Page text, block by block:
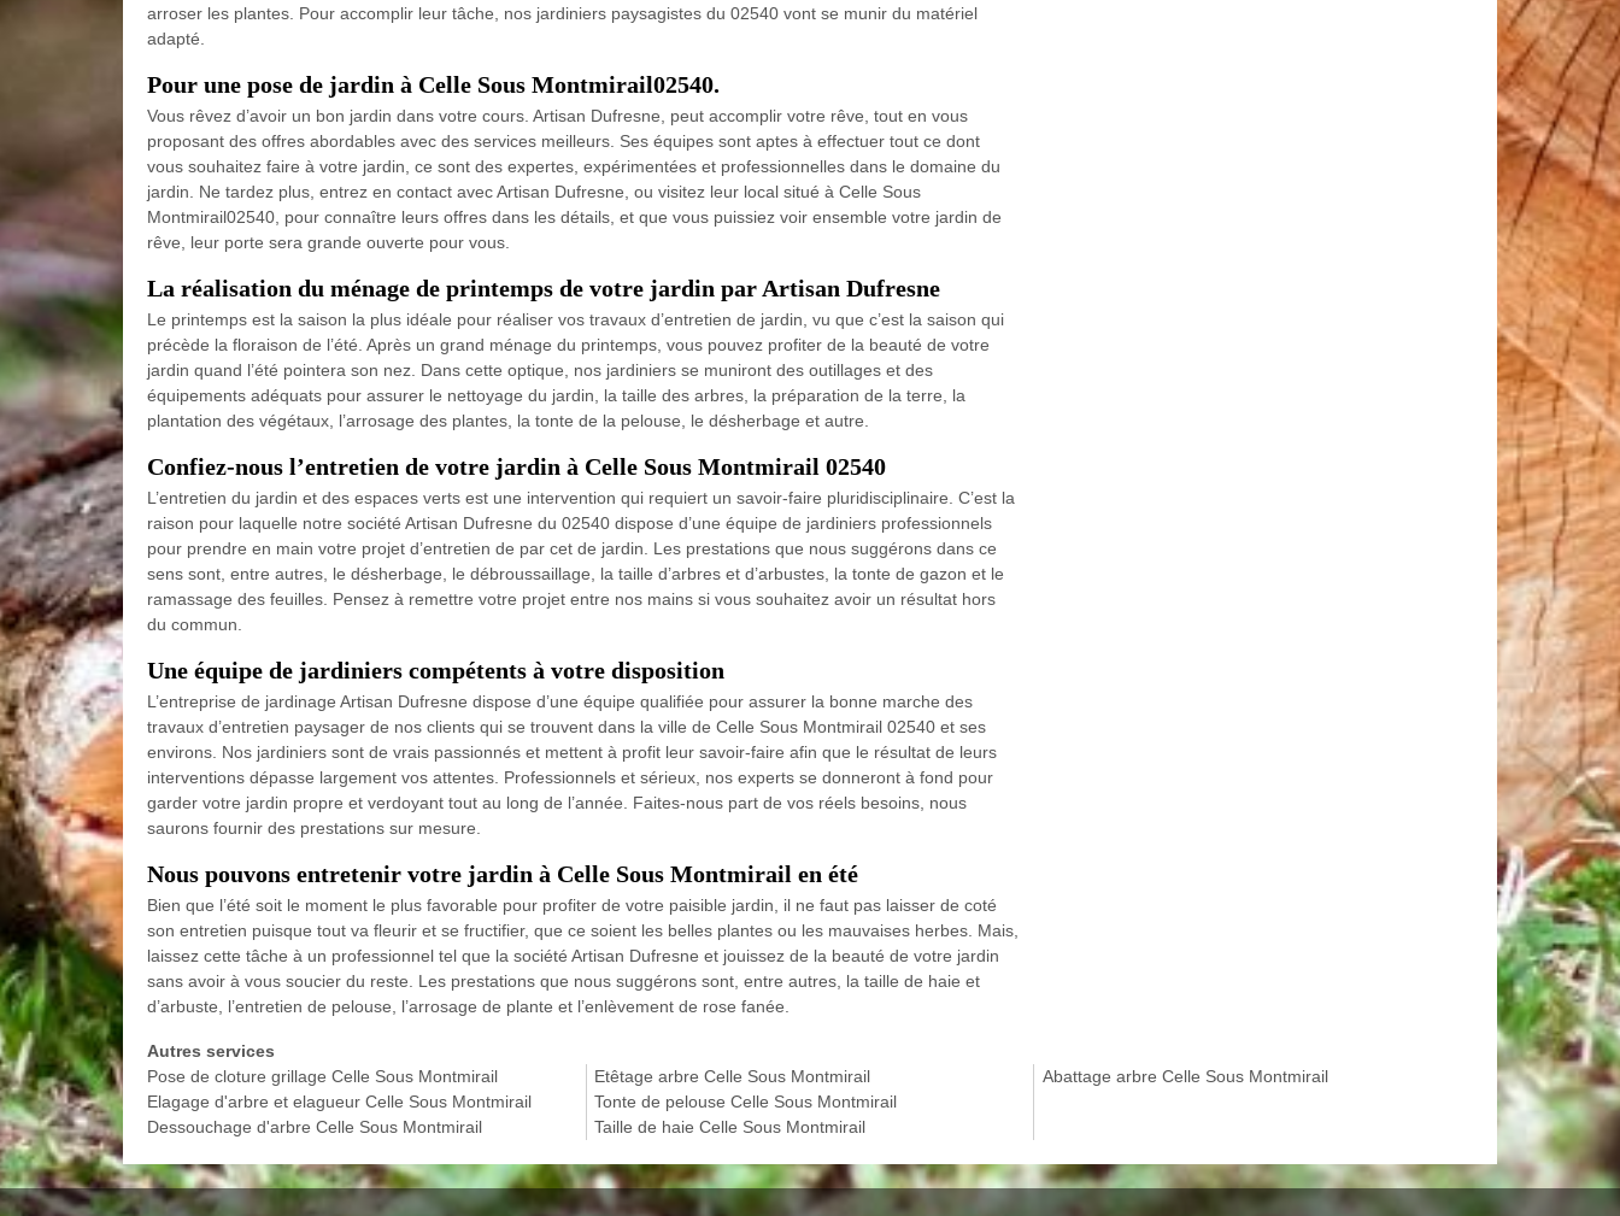
arroser les plantes. Pour accomplir leur tâche, nos jardiniers paysagistes du 02540 vont se munir du matériel
adapté.
Pour une pose de jardin à Celle Sous Montmirail02540.
Vous rêvez d’avoir un bon jardin dans votre cours. Artisan Dufresne, peut accomplir votre rêve, tout en vous
proposant des offres abordables avec des services meilleurs. Ses équipes sont aptes à effectuer tout ce dont
vous souhaitez faire à votre jardin, ce sont des expertes, expérimentées et professionnelles dans le domaine du
jardin. Ne tardez plus, entrez en contact avec Artisan Dufresne, ou visitez leur local situé à Celle Sous
Montmirail02540, pour connaître leurs offres dans les détails, et que vous puissiez voir ensemble votre jardin de
rêve, leur porte sera grande ouverte pour vous.
La réalisation du ménage de printemps de votre jardin par Artisan Dufresne
Le printemps est la saison la plus idéale pour réaliser vos travaux d’entretien de jardin, vu que c’est la saison qui
précède la floraison de l’été. Après un grand ménage du printemps, vous pouvez profiter de la beauté de votre
jardin quand l’été pointera son nez. Dans cette optique, nos jardiniers se muniront des outillages et des
équipements adéquats pour assurer le nettoyage du jardin, la taille des arbres, la préparation de la terre, la
plantation des végétaux, l’arrosage des plantes, la tonte de la pelouse, le désherbage et autre.
Confiez-nous l’entretien de votre jardin à Celle Sous Montmirail 02540
L’entretien du jardin et des espaces verts est une intervention qui requiert un savoir-faire pluridisciplinaire. C’est la
raison pour laquelle notre société Artisan Dufresne du 02540 dispose d’une équipe de jardiniers professionnels
pour prendre en main votre projet d’entretien de par cet de jardin. Les prestations que nous suggérons dans ce
sens sont, entre autres, le désherbage, le débroussaillage, la taille d’arbres et d’arbustes, la tonte de gazon et le
ramassage des feuilles. Pensez à remettre votre projet entre nos mains si vous souhaitez avoir un résultat hors
du commun.
Une équipe de jardiniers compétents à votre disposition
L’entreprise de jardinage Artisan Dufresne dispose d’une équipe qualifiée pour assurer la bonne marche des
travaux d’entretien paysager de nos clients qui se trouvent dans la ville de Celle Sous Montmirail 02540 et ses
environs. Nos jardiniers sont de vrais passionnés et mettent à profit leur savoir-faire afin que le résultat de leurs
interventions dépasse largement vos attentes. Professionnels et sérieux, nos experts se donneront à fond pour
garder votre jardin propre et verdoyant tout au long de l’année. Faites-nous part de vos réels besoins, nous
saurons fournir des prestations sur mesure.
Nous pouvons entretenir votre jardin à Celle Sous Montmirail en été
Bien que l’été soit le moment le plus favorable pour profiter de votre paisible jardin, il ne faut pas laisser de coté
son entretien puisque tout va fleurir et se fructifier, que ce soient les belles plantes ou les mauvaises herbes. Mais,
laissez cette tâche à un professionnel tel que la société Artisan Dufresne et jouissez de la beauté de votre jardin
sans avoir à vous soucier du reste. Les prestations que nous suggérons sont, entre autres, la taille de haie et
d’arbuste, l’entretien de pelouse, l’arrosage de plante et l’enlèvement de rose fanée.
Autres services
Pose de cloture grillage Celle Sous Montmirail
Elagage d'arbre et elagueur Celle Sous Montmirail
Dessouchage d'arbre Celle Sous Montmirail
Etêtage arbre Celle Sous Montmirail
Tonte de pelouse Celle Sous Montmirail
Taille de haie Celle Sous Montmirail
Abattage arbre Celle Sous Montmirail